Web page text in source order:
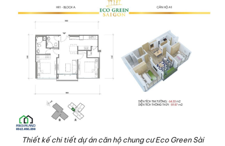
Thiết kế chi tiết dự án căn hộ chung cư Eco Green Sài